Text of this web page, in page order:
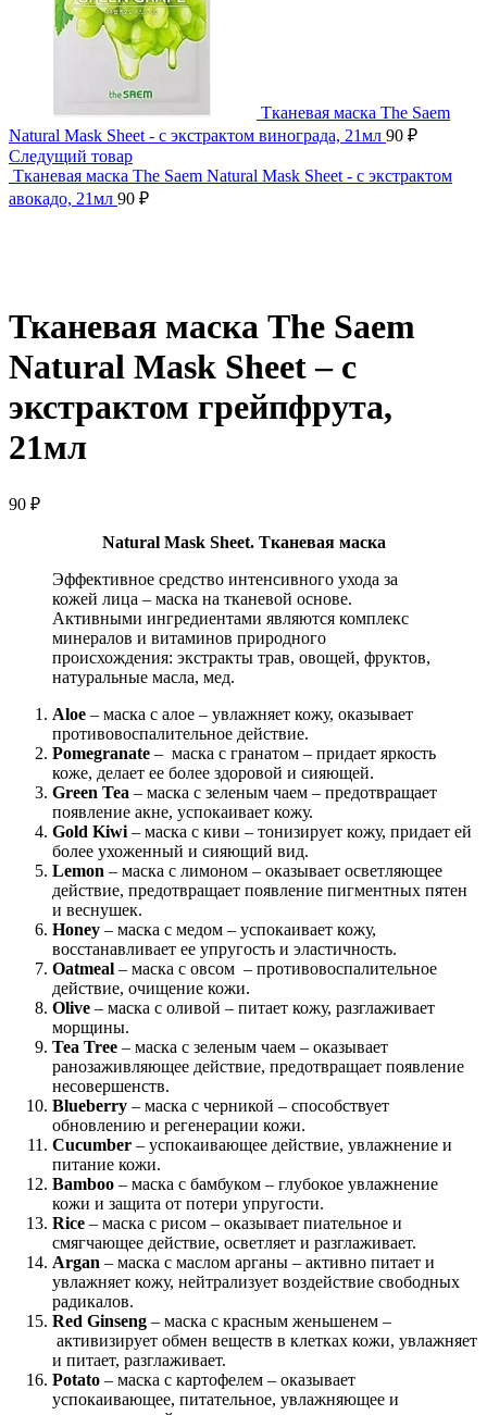
Тканевая маска The Saem
Natural Mask Sheet - с экстрактом винограда, 21мл 90 ₽
Следущий товар
Тканевая маска The Saem Natural Mask Sheet - с экстрактом
авокадо, 21мл 90 ₽
Тканевая маска The Saem
Natural Mask Sheet – с
экстрактом грейпфрута,
21мл
90 ₽
Natural Mask Sheet. Тканевая маска
Эффе­ктивное средство интенсивного ухода за
кожей лица – маска на тка­невой основе.
Активными ингредиентами являются компле­кс
минералов и витаминов природного
происхождени­я: экстракты трав, овощей, фруктов,
натуральные масла, мед.
Aloe – маска с алое – увлажняет кожу, оказывает
противовоспалительное действие.
Pomegranate – маска с гранатом – придает яркость
коже, делает ее более здоровой и сияющей.
Green Tea – маска с зеленым чаем – предотвращает
появление акне, успокаивает кожу.
Gold Kiwi – маска с киви – тонизирует кожу, придает ей
более ухоженный и сияющий вид.
Lemon – маска с лимоном – оказывает осветляющее
действие, предотвращает появление пигментных пятен
и веснушек.
Honey – маска с медом – успокаивает кожу,
восстанавливает ее упругость и эластичность.
Oatmeal – маска с овсом – противовоспалительное
действие, очищение кожи.
Olive – маска с оливой – питает кожу, разглаживает
морщины.
Tea Tree – маска с зеленым чаем – оказывает
ранозаживляющее действие, предотвращает появление
несовершенств.
Blueberry – маска с черникой – способствует
обновлению и регенерации кожи.
Cucumber – успокаивающее действие, увлажнение и
питание кожи.
Bamboo – маска с бамбуком – глубокое увлажнение
кожи и защита от потери упругости.
Rice – маска с рисом – оказывает пиательное и
смягчающее действие, осветляет и разглаживает.
Argan – маска с маслом арганы – активно питает и
увлажняет кожу, нейтрализует воздействие свободных
радикалов.
Red Ginseng – маска с красным женьшенем –
активизирует обмен веществ в клетках кожи, увлажняет
и питает, разглаживает.
Potato – маска с картофелем – оказывает
успокаивающее, питательное, увлажняющее и